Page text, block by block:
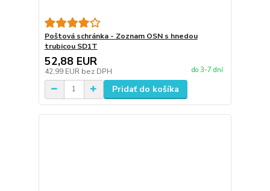
Poštová schránka - Zoznam OSN s hnedou
trubicou SD1T
52,88 EUR
42,99 EUR bez DPH do 3-7 dní
Pridať do košíka